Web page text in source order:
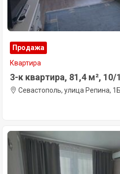
Продажа
Квартира
3-к квартира, 81,4 м², 10/
Севастополь, улица Репина,